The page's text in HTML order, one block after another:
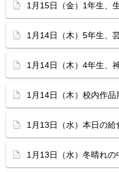
1月15日（金）1年生、
1月14日（木）5年生、
1月14日（木）4年生、
1月14日（木）校内作品
1月13日（水）本日の給
1月13日（水）冬晴れの